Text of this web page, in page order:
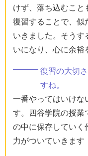
けず、落ち込むこと
復習することで、似
いきました。そう
いになり、心に余裕
復習の大切
すね。
一番やってはいけ
す。四谷学院の授業
の中に保存していく
力がついていきます